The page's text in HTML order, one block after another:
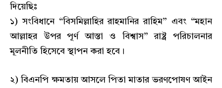
দিয়েছিঃ
১) সংবিধানে “বিসমিল্লাহির রাহমানির রাহিম” এবং “মহান
আল্লাহর উপর পূর্ণ আস্তা ও বিশ্বাস” রাষ্ট্র পরিচালনার
মূলনীতি হিসেবে স্থাপন করা হবে।
২) বিএনপি ক্ষমতায় আসলে পিতা মাতার ভরণপোষণ আইন